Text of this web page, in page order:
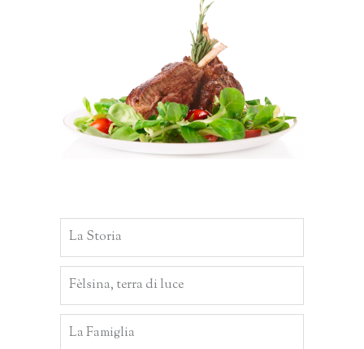
La Storia
Fèlsina, terra di luce
La Famiglia